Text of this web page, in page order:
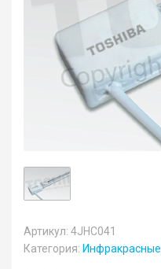
Артикул: 4JHC041
Категория: Инфракрасные